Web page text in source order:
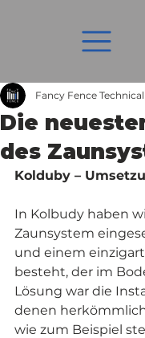
Die
des
Fancy Fence
Kolduby –
In Kolbudy haben
Zaunsystem
und einem
besteht, der im
Lösung war die
denen
wie zum Beispiel